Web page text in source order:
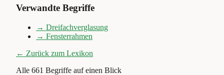
Verwandte Begriffe
→ Dreifachverglasung
→ Fensterrahmen
← Zurück zum Lexikon
Alle 661 Begriffe auf einen Blick